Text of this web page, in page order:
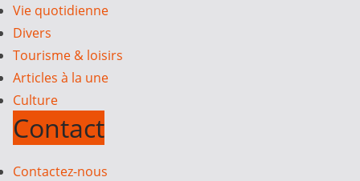
Vie quotidienne
Divers
Tourisme & loisirs
Articles à la une
Culture
Contact
Contactez-nous